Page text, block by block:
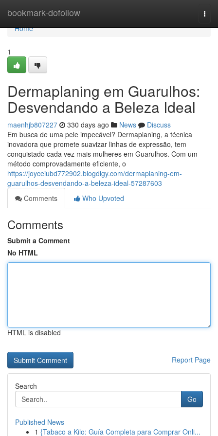
bookmark-dofollow
Home
Home
1
Dermaplaning em Guarulhos:
Desvendando a Beleza Ideal
maenhjb807227 330 days ago News
Discuss
Em busca de uma pele impecável? Dermaplaning, a técnica
inovadora que promete suavizar linhas de expressão, tem
conquistado cada vez mais mulheres em Guarulhos. Com um
método comprovadamente eficiente, o
https://joyceiubd772902.blogdigy.com/dermaplaning-em-
guarulhos-desvendando-a-beleza-ideal-57287603
Comments
Who Upvoted
Comments
Submit a Comment
No HTML
HTML is disabled
Report Page
Search
Go
Published News
1 {Tabaco a Kilo: Guía Completa para Comprar Onli...